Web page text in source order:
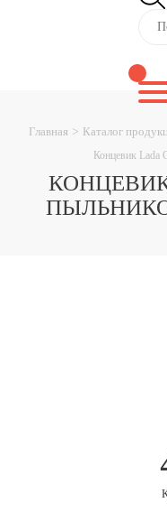
Главная > Каталог
Концевик Lada
КОНЦЕВИК